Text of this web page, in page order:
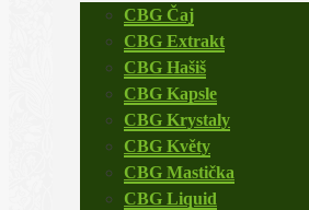
CBG Čaj
CBG Extrakt
CBG Hašiš
CBG Kapsle
CBG Krystaly
CBG Květy
CBG Mastička
CBG Liquid